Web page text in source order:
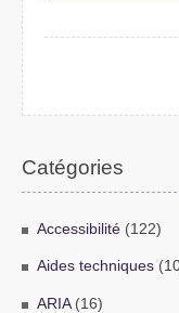
Catégories
Accessibilité(122)
Aides techniques
ARIA(16)